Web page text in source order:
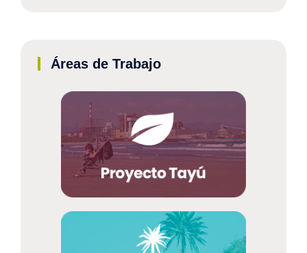
Áreas de Trabajo